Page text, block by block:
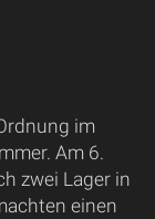
im
Am 6.
zwei Lager in
einen